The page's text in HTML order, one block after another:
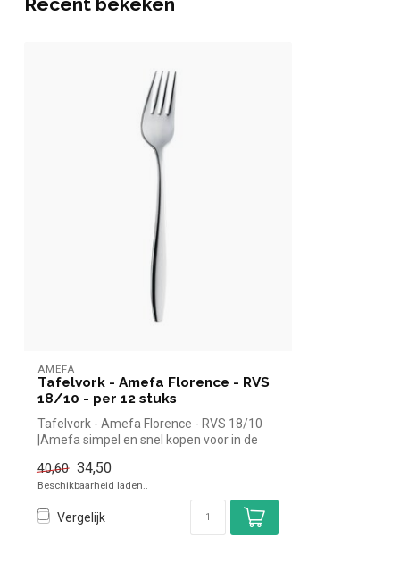
AMEFA
Tafelvork - Amefa Florence - RVS
18/10 - per 12 stuks
Tafelvork - Amefa Florence - RVS 18/10
|Amefa simpel en snel kopen voor in de
40,60 34,50
Beschikbaarheid laden..
Vergelijk